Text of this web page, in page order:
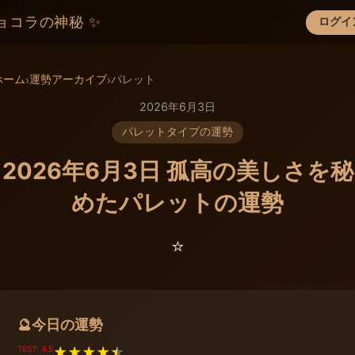
コラの神秘 ✨ ログイ
×
ーム›運勢アーカイブ›パレット
2026年6月3日
パレットタイプの運勢
2026年6月3日 孤高の美しさを秘
めたパレットの運勢
⭐️
🔮今日の運勢
TEST: 4.5